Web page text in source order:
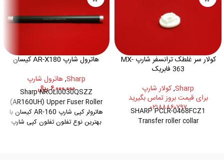
کولار سر غلطک ترانسفر شارپ MX-
363 فابریک
Sharp
,کولار شارپ
برای قیمت بروز تماس بگیرید
۰۲۱۸۸۸۶۰۷۹۷
SHARP PCLR-0468FCZ1
Transfer roller collar
هاترول شارپ AR-X180 کیسان
Sharp
,هاترول شارپ
۶,۰۰۰,۰۰۰ریال
Sharp NROLI0030QSZZ
(AR160UH) Upper Fuser Roller
هاترولر کپی شارپ AR-160 کیسان با
بهترین نوع تفلون تفلون کپی شارپ